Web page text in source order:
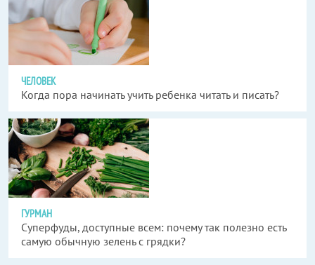
ЧЕЛОВЕК
Когда пора начинать учить ребенка читать и писать?
ГУРМАН
Суперфуды, доступные всем: почему так полезно есть
самую обычную зелень с грядки?